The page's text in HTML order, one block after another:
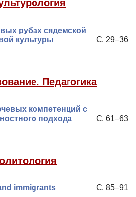
рубах сядемской
культуры
С. 29–36
Педагогика
компетенций с
подхода
С. 61–63
immigrants
С. 85–91